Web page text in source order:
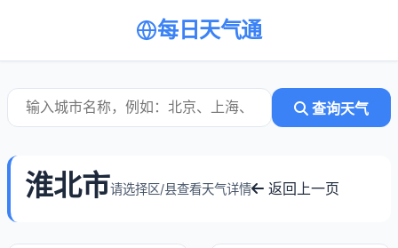
每日天气通
查询天气
淮北市请选择区/县查看天气详情 返回上一页